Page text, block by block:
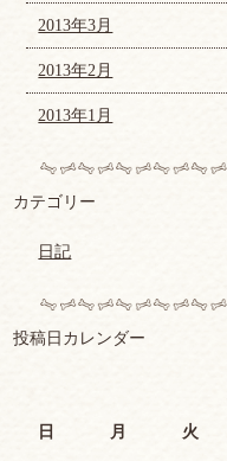
2013年3月
2013年2月
2013年1月
カテゴリー
日記
投稿日カレンダー
日 月 火